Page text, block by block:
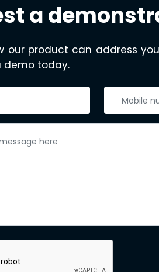
a
our product can address
demo today.